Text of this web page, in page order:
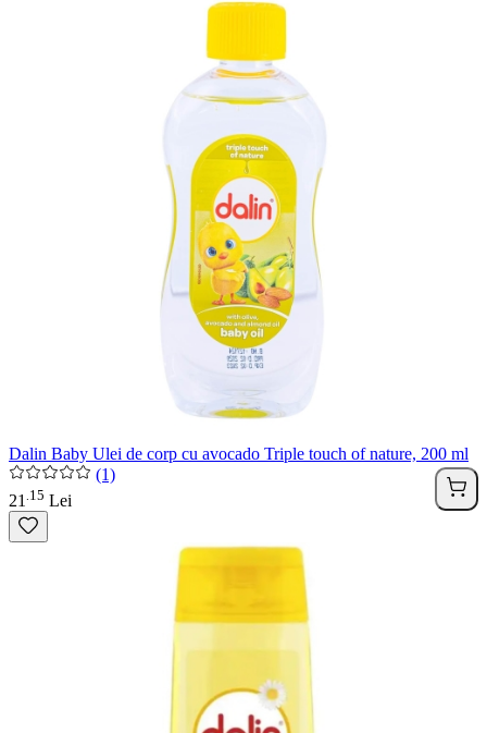
Dalin Baby Ulei de corp cu avocado Triple touch of nature, 200 ml
(1)
21 15 Lei